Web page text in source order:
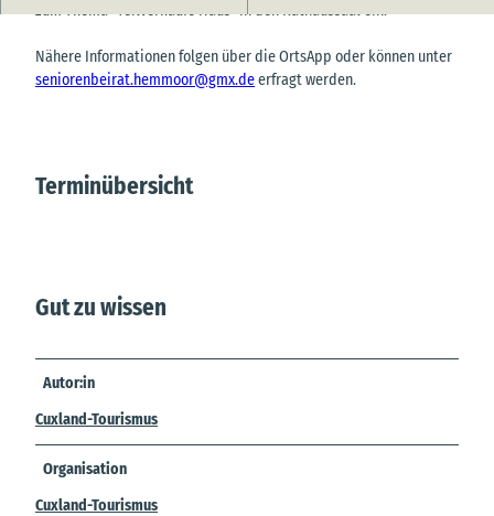
zum Thema "Teilverkäufe Haus" in den Rathaussaal ein.
Nähere Informationen folgen über die OrtsApp oder können unter
seniorenbeirat.hemmoor@gmx.deerfragt werden.
Terminübersicht
Gut zu wissen
Autor:in
Cuxland-Tourismus
Organisation
Cuxland-Tourismus